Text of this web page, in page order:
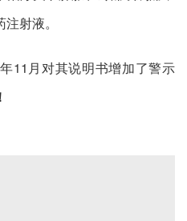
射液。
月对其说明书增加了警示